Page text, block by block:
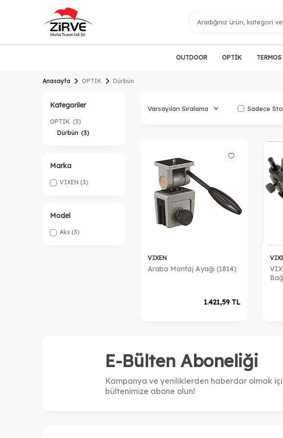
OUTDOOR OPTİK TERMOS
Anasayfa OPTİK Dürbün
Kategoriler
OPTİK (3)
Dürbün (3)
Marka
VIXEN (3)
Model
Aks (3)
Sadece
VIXEN
Araba Montaj Ayağı (1814)
1.421,59 TL
E-Bülten Aboneliği
Kampanya ve yeniliklerden haberdar olmak
bültenimize abone olun!